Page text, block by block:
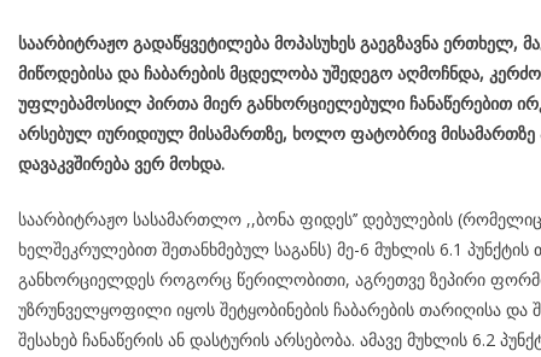
საარბიტრაჟო გადაწყვეტილება მოპასუხეს გაეგზავნა ერთხელ,
მიწოდებისა და ჩაბარების მცდელობა უშედეგო აღმოჩნდა,
უფლებამოსილ პირთა მიერ განხორციელებული ჩანაწერებით
არსებულ იურიდიულ მისამართზე, ხოლო ფატობრივ მისამართზე
დავაკვშირება ვერ მოხდა.
საარბიტრაჟო სასამართლო ,,ბონა ფიდეს’’ დებულების
ხელშეკრულებით შეთანხმებულ საგანს) მე-6 მუხლის 6.1 პუნქტის
განხორციელდეს როგორც წერილობითი, აგრეთვე ზეპირი
უზრუნველყოფილი იყოს შეტყობინების ჩაბარების თარიღისა და
შესახებ ჩანაწერის ან დასტურის არსებობა. ამავე მუხლის 6.2